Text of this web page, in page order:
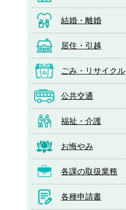
結婚・離婚
居住・引越
ごみ・リサイクル
公共交通
福祉・介護
お悔やみ
各課の取扱業務
各種申請書